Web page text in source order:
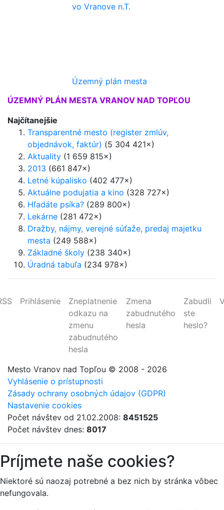
vo Vranove n.T.
Územný plán mesta
ÚZEMNÝ PLÁN MESTA VRANOV NAD TOPĽOU
Najčítanejšie
Transparentné mesto (register zmlúv,
objednávok, faktúr) (5 304 421×)
Aktuality (1 659 815×)
2013 (661 847×)
Letné kúpalisko (402 477×)
Aktuálne podujatia a kino (328 727×)
Hľadáte psíka? (289 800×)
Lekárne (281 472×)
Dražby, nájmy, verejné súťaže, predaj majetku
mesta (249 588×)
Základné školy (238 340×)
Úradná tabuľa (234 978×)
Prihlásenie
Zneplatnenie
odkazu na
zmenu
zabudnutého
hesla
Zmena
zabudnutého
hesla
Zabudli
ste
heslo?
Mesto Vranov nad Topľou © 2008 - 2026
Vyhlásenie o prístupnosti
Zásady ochrany osobných údajov (GDPR)
Nastavenie cookies
Počet návštev od 21.02.2008: 8451525
Počet návštev dnes: 8017
Príjmete naše cookies?
Niektoré sú naozaj potrebné a bez nich by stránka vôbec
nefungovala.